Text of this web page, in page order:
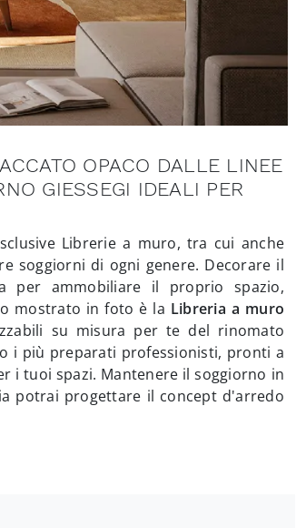
OPACO DALLE LINEE
GIESSEGI IDEALI PER
Librerie a muro, tra cui anche
soggiorni di ogni genere. Decorare il
per ammobiliare il proprio spazio,
mostrato in foto è la Libreria a muro
su misura per te del rinomato
i più preparati professionisti, pronti a
i tuoi spazi. Mantenere il soggiorno in
potrai progettare il concept d'arredo